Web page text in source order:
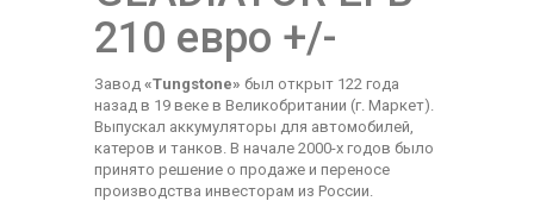
210 евро +/-
Завод «Tungstone» был открыт 122 года
назад в 19 веке в Великобритании (г. Маркет).
Выпускал аккумуляторы для автомобилей,
катеров и танков. В начале 2000-х годов было
принято решение о продаже и переносе
производства инвесторам из России.